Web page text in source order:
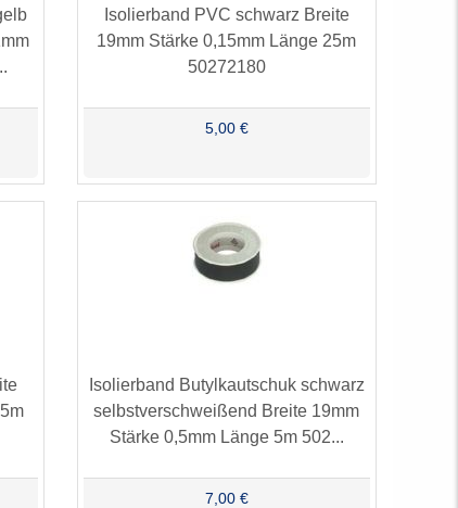
Isolierband PVC schwarz Breite
19mm Stärke 0,15mm Länge 25m
50272180
5,00 €
Isolierband Butylkautschuk schwarz
selbstverschweißend Breite 19mm
Stärke 0,5mm Länge 5m 502...
7,00 €